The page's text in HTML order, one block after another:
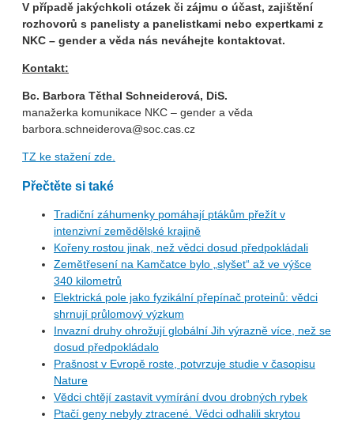
V případě jakýchkoli otázek či zájmu o účast, zajištění
rozhovorů s panelisty a panelistkami nebo expertkami z
NKC – gender a věda nás neváhejte kontaktovat.
Kontakt:
Bc. Barbora Těthal Schneiderová, DiS.
manažerka komunikace NKC – gender a věda
barbora.schneiderova@soc.cas.cz
TZ ke stažení zde.
Přečtěte si také
Tradiční záhumenky pomáhají ptákům přežít v
intenzivní zemědělské krajině
Kořeny rostou jinak, než vědci dosud předpokládali
Zemětřesení na Kamčatce bylo „slyšet“ až ve výšce
340 kilometrů
Elektrická pole jako fyzikální přepínač proteinů: vědci
shrnují průlomový výzkum
Invazní druhy ohrožují globální Jih výrazně více, než se
dosud předpokládalo
Prašnost v Evropě roste, potvrzuje studie v časopisu
Nature
Vědci chtějí zastavit vymírání dvou drobných rybek
Ptačí geny nebyly ztracené. Vědci odhalili skrytou